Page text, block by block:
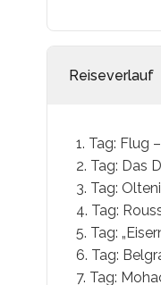
Reiseverlauf
1. Tag: Flug
2. Tag: Das
3. Tag:
4. Tag:
5. Tag:
6. Tag:
7. Tag: